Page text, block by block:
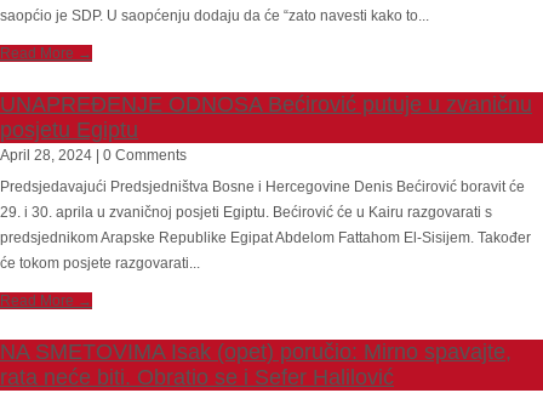
saopćio je SDP. U saopćenju dodaju da će “zato navesti kako to...
Read More →
UNAPREĐENJE ODNOSA Bećirović putuje u zvaničnu
posjetu Egiptu
April 28, 2024 | 0 Comments
Predsjedavajući Predsjedništva Bosne i Hercegovine Denis Bećirović boravit će
29. i 30. aprila u zvaničnoj posjeti Egiptu. Bećirović će u Kairu razgovarati s
predsjednikom Arapske Republike Egipat Abdelom Fattahom El-Sisijem. Također
će tokom posjete razgovarati...
Read More →
NA SMETOVIMA Isak (opet) poručio: Mirno spavajte,
rata neće biti. Obratio se i Sefer Halilović